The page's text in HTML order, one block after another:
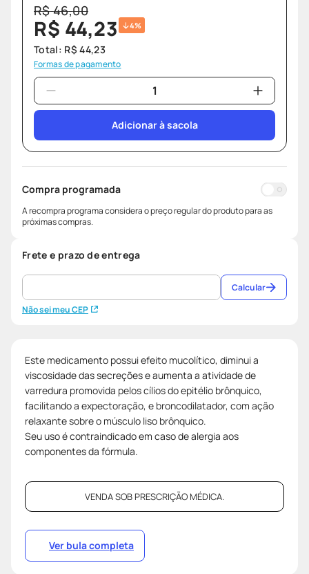
R$46,00
R$ 44,23 4%
Total: R$ 44,23
Formas de pagamento
Adicionar à sacola
Compra programada
A recompra programa considera o preço regular do produto para as
próximas compras.
Frete e prazo de entrega
Não sei meu CEP
Calcular
Este medicamento possui efeito mucolítico, diminui a
viscosidade das secreções e aumenta a atividade de
varredura promovida pelos cílios do epitélio brônquico,
facilitando a expectoração, e broncodilatador, com ação
relaxante sobre o músculo liso brônquico.
Seu uso é contraindicado em caso de alergia aos
componentes da fórmula.
VENDA SOB PRESCRIÇÃO MÉDICA.
Ver bula completa